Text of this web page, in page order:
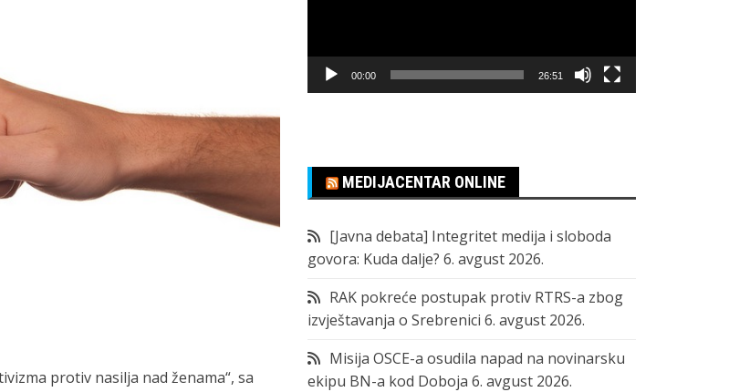
protiv nasilja nad ženama“, sa
00:00 26:51
MEDIJACENTAR ONLINE
[Javna debata] Integritet medija i sloboda
govora: Kuda dalje? 6. avgust 2026.
RAK pokreće postupak protiv RTRS-a zbog
izvještavanja o Srebrenici 6. avgust 2026.
Misija OSCE-a osudila napad na novinarsku
ekipu BN-a kod Doboja 6. avgust 2026.